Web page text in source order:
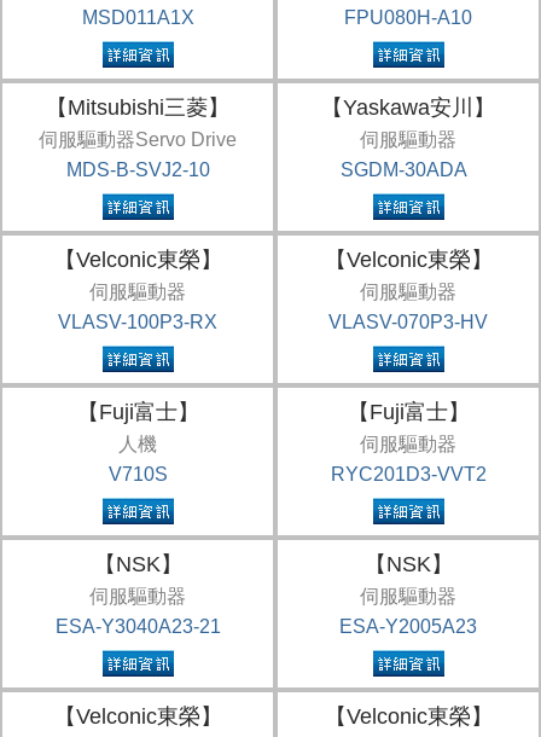
MSD011A1X
FPU080H-A10
【Mitsubishi三菱】
伺服驅動器Servo Drive
MDS-B-SVJ2-10
【Yaskawa安川】
伺服驅動器
SGDM-30ADA
【Velconic東榮】
伺服驅動器
VLASV-100P3-RX
【Velconic東榮】
伺服驅動器
VLASV-070P3-HV
【Fuji富士】
人機
V710S
【Fuji富士】
伺服驅動器
RYC201D3-VVT2
【NSK】
伺服驅動器
ESA-Y3040A23-21
【NSK】
伺服驅動器
ESA-Y2005A23
【Velconic東榮】 【Velconic東榮】